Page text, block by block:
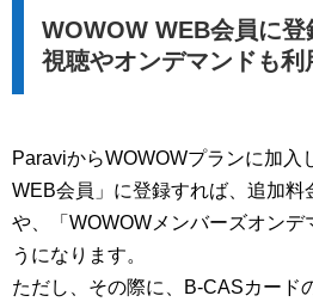
WOWOW WEB会員に
視聴やオンデマンドも利
ParaviからWOWOWプランに加入
WEB会員」に登録すれば、追加料
や、「WOWOWメンバーズオンデ
うになります。
ただし、その際に、B-CASカード